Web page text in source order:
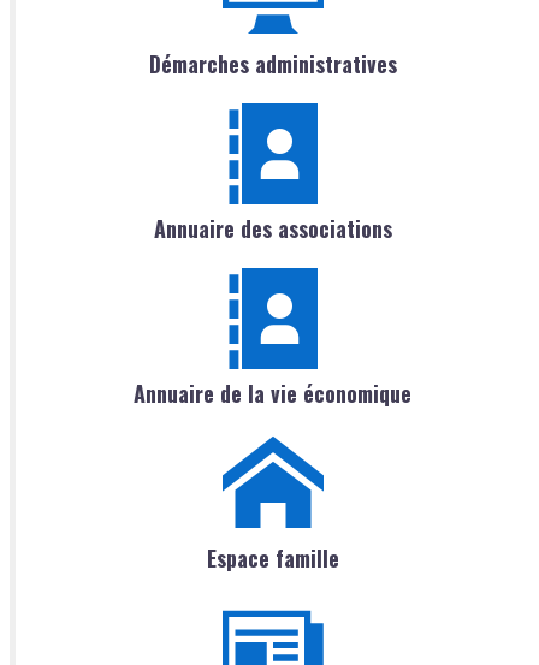
Démarches administratives
Annuaire des associations
Annuaire de la vie économique
Espace famille